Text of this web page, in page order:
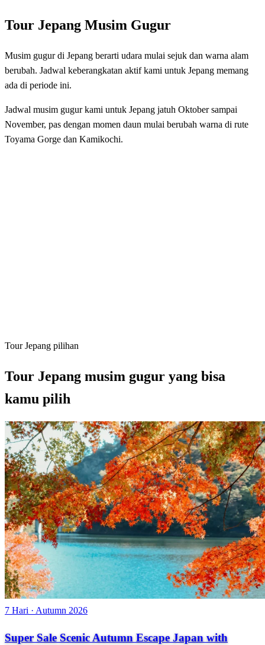
Tour Jepang Musim Gugur
Musim gugur di Jepang berarti udara mulai sejuk dan warna alam
berubah. Jadwal keberangkatan aktif kami untuk Jepang memang
ada di periode ini.
Jadwal musim gugur kami untuk Jepang jatuh Oktober sampai
November, pas dengan momen daun mulai berubah warna di rute
Toyama Gorge dan Kamikochi.
Tour Jepang pilihan
Tour Jepang musim gugur yang bisa
kamu pilih
7 Hari · Autumn 2026
Super Sale Scenic Autumn Escape Japan with